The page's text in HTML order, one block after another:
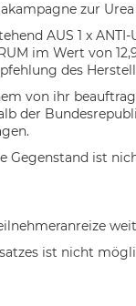
zur
AUS 1 x
im Wert von
des
von ihr
der
Gegenstand ist
ist nicht